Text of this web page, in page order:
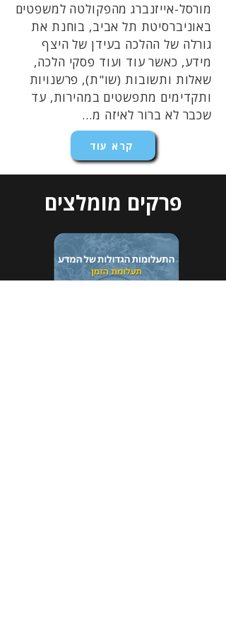
מורסל-אייזנברג מהפקולטה למשפטים
באוניברסיטת תל אביב, בוחנת את
גורלה של ההלכה בעידן של היצף
מידע, כאשר עוד ועוד פסקי הלכה,
שאלות ותשובות (שו"ת), פרשנויות
ותקדימים מתפשטים במהירות, עד
שכבר לא ברור לאיזה מ...
קרא עוד
פרקים מומלצים